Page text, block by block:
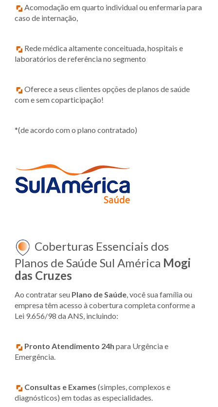
Acomodação em quarto individual ou enfermaria para
caso de internação,
Rede médica altamente conceituada, hospitais e
laboratórios de referência no segmento
Oferece a seus clientes opções de planos de saúde
com e sem coparticipação!
*(de acordo com o plano contratado)
Coberturas Essenciais dos
Planos de Saúde Sul América Mogi
das Cruzes
Ao contratar seu Plano de Saúde, você sua família ou
empresa têm acesso à cobertura completa conforme a
Lei 9.656/98 da ANS, incluindo:
Pronto Atendimento 24h para Urgência e
Emergência.
Consultas e Exames (simples, complexos e
diagnósticos) em todas as especialidades.